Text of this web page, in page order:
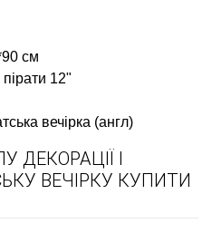
см
12"
вечірка (англ)
ДЕКОРАЦІЇ І
ВЕЧІРКУ КУПИТИ